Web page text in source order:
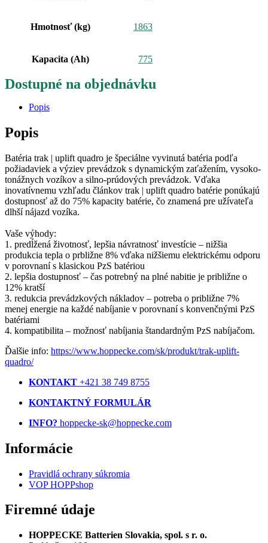
Hmotnosť (kg) 1863
Kapacita (Ah) 775
Dostupné na objednávku
Popis
Popis
Batéria trak | uplift quadro je špeciálne vyvinutá batéria podľa
požiadaviek a výziev prevádzok s dynamickým zaťažením, vysoko-
tonážnych vozíkov a silno-prúdových prevádzok. Vďaka
inovatívnemu vzhľadu článkov trak | uplift quadro batérie ponúkajú
dostupnosť až do 75% kapacity batérie, čo znamená pre užívateľa
dlhší nájazd vozíka.
Vaše výhody:
1. predĺžená životnosť, lepšia návratnosť investície – nižšia
produkcia tepla o prbližne 8% vďaka nižšiemu elektrickému odporu
v porovnaní s klasickou PzS batériou
2. lepšia dostupnosť – čas potrebný na plné nabitie je približne o
12% kratší
3. redukcia prevádzkových nákladov – potreba o približne 7%
menej energie na každé nabíjanie v porovnaní s konvenčnými PzS
batériami
4. kompatibilita – možnosť nabíjania štandardným PzS nabíjačom.
Ďalšie info: https://www.hoppecke.com/sk/produkt/trak-uplift-
quadro/
KONTAKT +421 38 749 8755
KONTAKTNÝ FORMULÁR
INFO? hoppecke-sk@hoppecke.com
Informácie
Pravidlá ochrany súkromia
VOP HOPPshop
Firemné údaje
HOPPECKE Batterien Slovakia, spol. s r. o.